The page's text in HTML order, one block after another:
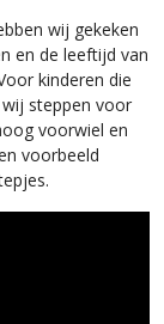
wij gekeken
en de leeftijd van
kinderen die
steppen voor
voorwiel en
voorbeeld